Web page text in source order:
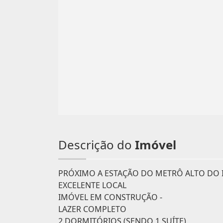
Descrição do Imóvel
PRÓXIMO A ESTAÇÃO DO METRÔ ALTO DO
EXCELENTE LOCAL
IMÓVEL EM CONSTRUÇÃO -
LAZER COMPLETO